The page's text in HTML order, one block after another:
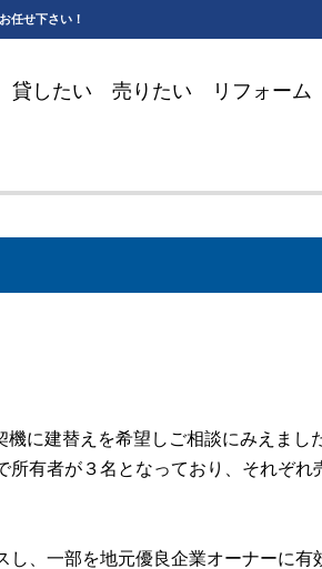
せ下さい！
貸したい 売りたい リフォーム
に建替えを希望しご相談にみえまし
有者が３名となっており、それぞれ
、一部を地元優良企業オーナーに有